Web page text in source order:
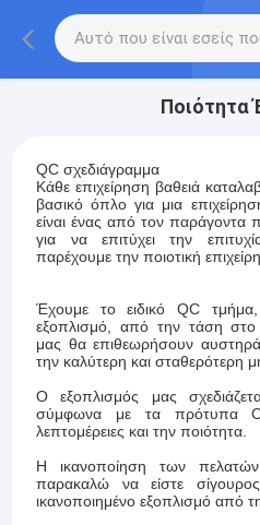
Ποιότητα
QC σχεδιάγραμμα
Κάθε επιχείρηση βαθειά
βασικό όπλο για μια
είναι ένας από τον παράγοντα
για να επιτύχει την
παρέχουμε την ποιοτική
Έχουμε το ειδικό QC τμήμα,
εξοπλισμό, από την τάση στο
μας θα επιθεωρήσουν
την καλύτερη και σταθερότερη
Ο εξοπλισμός μας
σύμφωνα με τα πρότυπα
λεπτομέρειες και την ποιότητα.
Η ικανοποίηση των
παρακαλώ να είστε
ικανοποιημένο εξοπλισμό από